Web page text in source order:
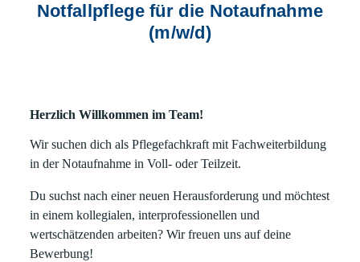
Notfallpflege für die Notaufnahme
(m/w/d)
Herzlich Willkommen im Team!
Wir suchen dich als Pflegefachkraft mit Fachweiterbildung
in der Notaufnahme in Voll- oder Teilzeit.
Du suchst nach einer neuen Herausforderung und möchtest
in einem kollegialen, interprofessionellen und
wertschätzenden arbeiten? Wir freuen uns auf deine
Bewerbung!